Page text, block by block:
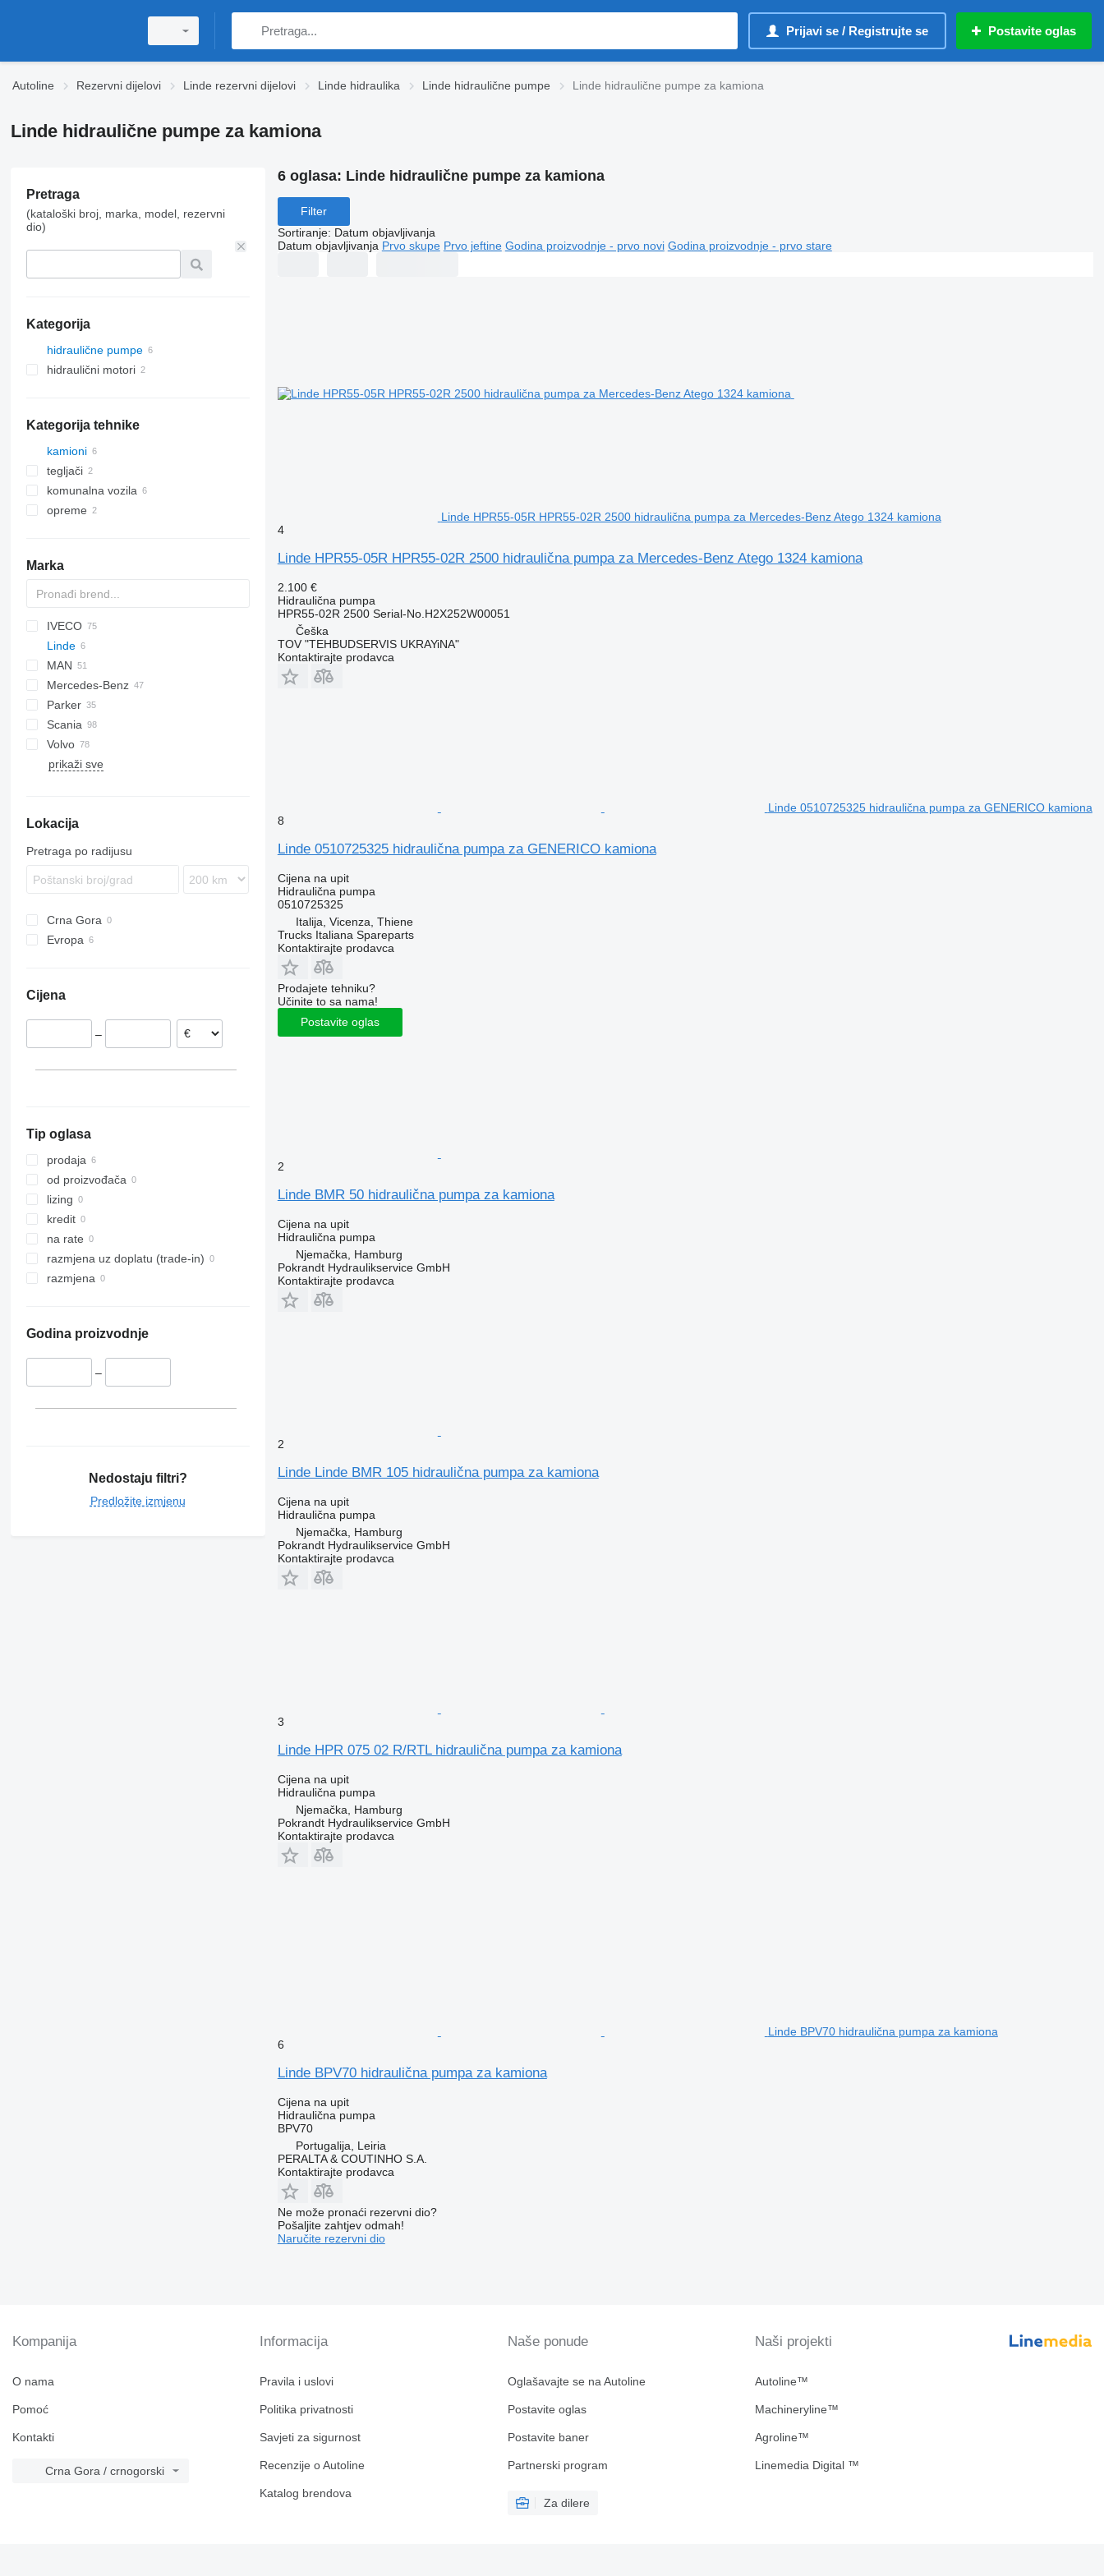
Prijavi se / Registrujte se Postavite oglas
Autoline Rezervni dijelovi Linde rezervni dijelovi Linde hidraulika Linde hidraulične pumpe Linde hidraulične pumpe za kamiona
Linde hidraulične pumpe za kamiona
Pretraga
(kataloški broj, marka, model, rezervni
dio)
Kategorija
hidraulične pumpe
hidraulični motori
Kategorija tehnike
kamioni
tegljači
komunalna vozila
mašine za čišćenje puteva
opreme
Marka
BM
XF
AC
M series
RT
IVECO
EuroCargo
Eurotech
Eurotrakker
Stralis
Trakker
NPR
NQR
PC
WA
KMK
LTM
Linde
R-series
MAN
F90
LE
TGA
TGL
TGM
Mercedes-Benz
A-Class
Actros
Antos
Arocs
Econic
Canter
Atleon
Parker
Magnum
Manager
Midliner
Scania
K-series
R-series
Volvo
A-series
FL
FMX
L-series
prikaži sve
Lokacija
Pretraga po radijusu
Crna Gora
Evropa
Italija
Cijena
–
Tip oglasa
prodaja
od proizvođača
lizing
kredit
na rate
razmjena uz doplatu (trade-in)
razmjena
Godina proizvodnje
–
Nedostaju filtri?
Predložite izmjenu
6 oglasa: Linde hidraulične pumpe za kamiona
Filter
Sortiranje: Datum objavljivanja
Datum objavljivanja Prvo skupe Prvo jeftine Godina proizvodnje - prvo novi Godina proizvodnje - prvo stare
Linde HPR55-05R HPR55-02R 2500 hidraulična pumpa za Mercedes-Benz Atego 1324 kamiona
4
Linde HPR55-05R HPR55-02R 2500 hidraulična pumpa za Mercedes-Benz Atego 1324 kamiona
2.100 €
Hidraulična pumpa
HPR55-02R 2500 Serial-No.H2X252W00051
Češka
TOV "TEHBUDSERVIS UKRAYiNA"
Kontaktirajte prodavca
Linde 0510725325 hidraulična pumpa za GENERICO kamiona
8
Linde 0510725325 hidraulična pumpa za GENERICO kamiona
Cijena na upit
Hidraulična pumpa
0510725325
Italija, Vicenza, Thiene
Trucks Italiana Spareparts
Kontaktirajte prodavca
Prodajete tehniku?
Učinite to sa nama!
Postavite oglas
2
Linde BMR 50 hidraulična pumpa za kamiona
Cijena na upit
Hidraulična pumpa
Njemačka, Hamburg
Pokrandt Hydraulikservice GmbH
Kontaktirajte prodavca
2
Linde Linde BMR 105 hidraulična pumpa za kamiona
Cijena na upit
Hidraulična pumpa
Njemačka, Hamburg
Pokrandt Hydraulikservice GmbH
Kontaktirajte prodavca
3
Linde HPR 075 02 R/RTL hidraulična pumpa za kamiona
Cijena na upit
Hidraulična pumpa
Njemačka, Hamburg
Pokrandt Hydraulikservice GmbH
Kontaktirajte prodavca
Linde BPV70 hidraulična pumpa za kamiona
6
Linde BPV70 hidraulična pumpa za kamiona
Cijena na upit
Hidraulična pumpa
BPV70
Portugalija, Leiria
PERALTA & COUTINHO S.A.
Kontaktirajte prodavca
Ne može pronaći rezervni dio?
Pošaljite zahtjev odmah!
Naručite rezervni dio
Kompanija
O nama
Pomoć
Kontakti
Crna Gora / crnogorski
Informacija
Pravila i uslovi
Politika privatnosti
Savjeti za sigurnost
Recenzije o Autoline
Katalog brendova
Naše ponude
Oglašavajte se na Autoline
Postavite oglas
Postavite baner
Partnerski program
Za dilere
Naši projekti
Autoline™
Machineryline™
Agroline™
Linemedia Digital ™